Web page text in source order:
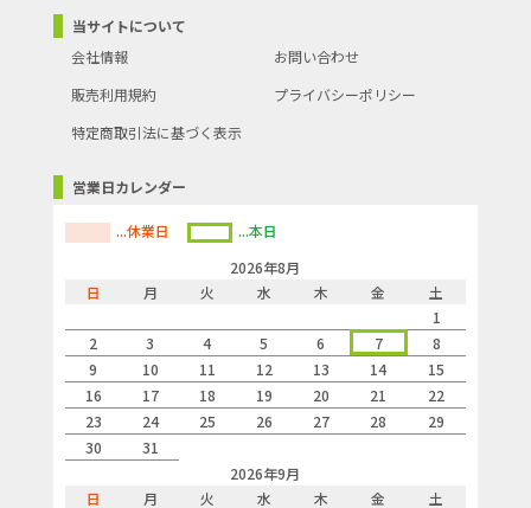
当サイトについて
会社情報
お問い合わせ
販売利用規約
プライバシーポリシー
特定商取引法に基づく表示
営業日カレンダー
...休業日
...本日
2026年8月
日
月 火 水 木 金
土
1
2
3 4 5 6 7
8
9
10 11 12 13 14
15
16
17 18 19 20 21
22
23
24 25 26 27 28
29
30
31
2026年9月
日
月 火 水 木 金 土